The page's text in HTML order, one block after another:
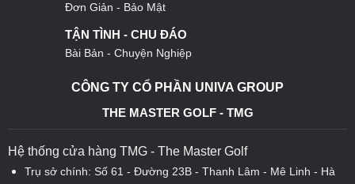
Đơn Giản - Bảo Mật
TẬN TÌNH - CHU ĐÁO
Bài Bản - Chuyện Nghiệp
CÔNG TY CỔ PHẦN UNIVA GROUP
THE MASTER GOLF - TMG
Hệ thống cửa hàng TMG - The Master Golf
Trụ sở chính: Số 61 - Đường 23B - Thanh Lâm - Mê Linh - Hà